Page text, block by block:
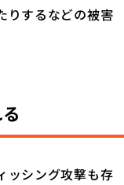
りするなどの被害
ッシング攻撃も存